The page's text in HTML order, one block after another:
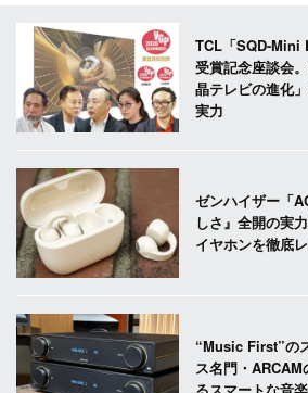
TCL「SQD-Mini
受賞記念座談会
晶テレビの進化
実力
ゼンハイザー「
しさ』全開の実
イヤホンを徹底
“Music First”の
ス名門・